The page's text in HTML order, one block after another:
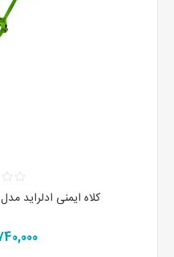
کلاه ایمنی ادلراید مدل SHIELD رنگ سفید سبز